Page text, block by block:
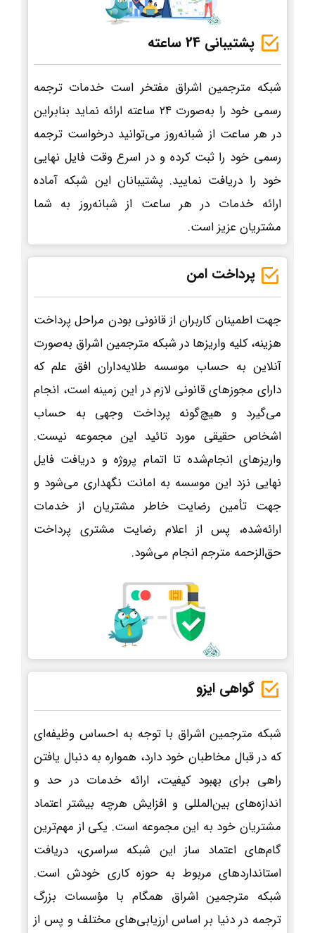
پشتیبانی 24 ساعته
شبکه مترجمین اشراق مفتخر است خدمات ترجمه
رسمی خود را به‌صورت 24 ساعته ارائه نماید بنابراین
در هر ساعت از شبانه‌روز می‌توانید درخواست ترجمه
رسمی خود را ثبت کرده و در اسرع وقت فایل نهایی
خود را دریافت نمایید. پشتیبانان این شبکه آماده
ارائه خدمات در هر ساعت از شبانه‌روز به شما
مشتریان عزیز است.
پرداخت امن
جهت اطمینان کاربران از قانونی بودن مراحل پرداخت
هزینه، کلیه واریزها در شبکه مترجمین اشراق به‌صورت
آنلاین به حساب موسسه طلایه‌داران افق علم که
دارای مجوزهای قانونی لازم در این زمینه است، انجام
می‌گیرد و هیچ‌گونه پرداخت وجهی به حساب
اشخاص حقیقی مورد تائید این مجموعه نیست.
واریزهای انجام‌شده تا اتمام پروژه و دریافت فایل
نهایی نزد این موسسه به امانت نگهداری می‌شود و
جهت تأمین رضایت خاطر مشتریان از خدمات
ارائه‌شده، پس از اعلام رضایت مشتری پرداخت
حق‌الزحمه مترجم انجام می‌شود.
گواهی ایزو
شبکه مترجمین اشراق با توجه به احساس وظیفه‌ای
که در قبال مخاطبان خود دارد، همواره به دنبال یافتن
راهی برای بهبود کیفیت، ارائه خدمات در حد و
اندازه‌های بین‌المللی و افزایش هرچه بیشتر اعتماد
مشتریان خود به این مجموعه است. یکی از مهم‌ترین
گام‌های اعتماد ساز این شبکه سراسری، دریافت
استانداردهای مربوط به حوزه کاری خودش است.
شبکه مترجمین اشراق همگام با مؤسسات بزرگ
ترجمه در دنیا بر اساس ارزیابی‌های مختلف و پس از